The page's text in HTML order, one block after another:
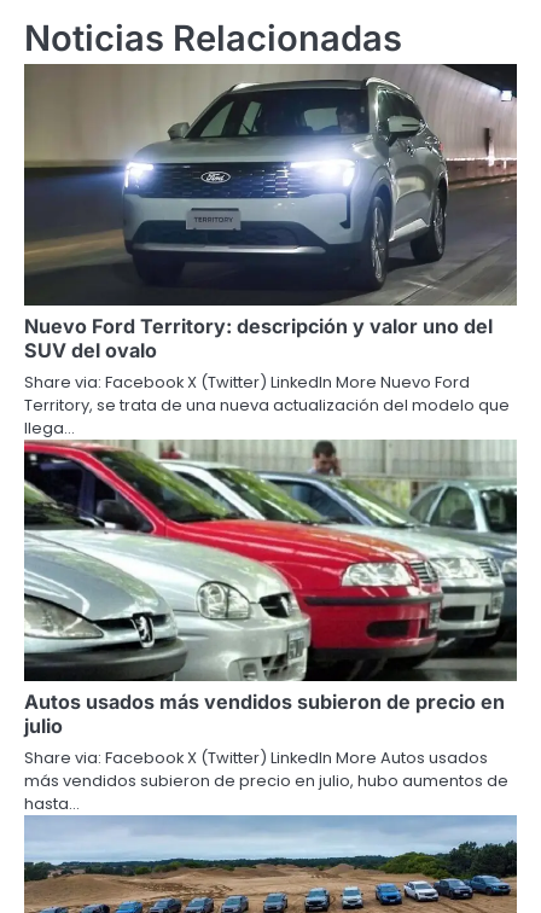
entradas
Noticias Relacionadas
Nuevo Ford Territory: descripción y valor uno del
SUV del ovalo
Share via: Facebook X (Twitter) LinkedIn More Nuevo Ford
Territory, se trata de una nueva actualización del modelo que
llega…
Autos usados más vendidos subieron de precio en
julio
Share via: Facebook X (Twitter) LinkedIn More Autos usados
más vendidos subieron de precio en julio, hubo aumentos de
hasta…